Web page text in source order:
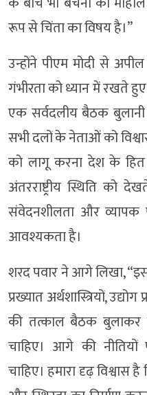
रूप से चिंता का विषय है।”
उन्होंने पीएम मोदी से
गंभीरता को ध्यान में रखते हुए
एक सर्वदलीय बैठक बुलानी
सभी दलों के नेताओं को
को लागू करना देश के हित
अंतरराष्ट्रीय स्थिति को
संवेदनशीलता और व्यापक
आवश्यकता है।
शरद पवार ने आगे लिखा,
प्रख्यात अर्थशास्त्रियों,
की तत्काल बैठक बुलाकर
चाहिए। आगे की नीतियों
चाहिए। हमारा दृढ़ विश्वास